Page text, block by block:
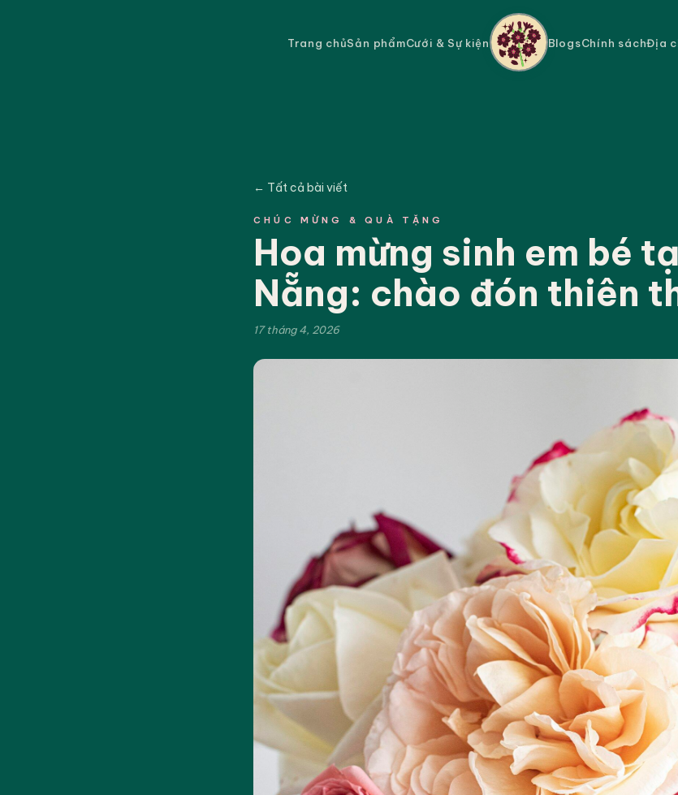
Trang chủSản phẩmCưới & Sự kiện BlogsChính sáchĐịa
← Tất cả bài viết
CHÚC MỪNG & QUÀ TẶNG
Hoa mừng sinh em bé
Nẵng: chào đón thiên
17 tháng 4, 2026